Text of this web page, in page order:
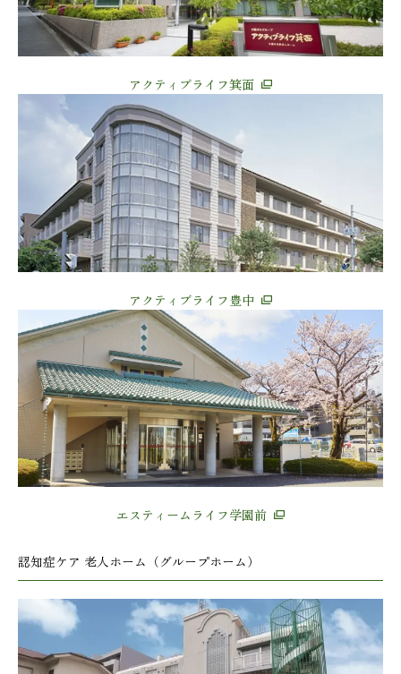
アクティブライフ箕面
アクティブライフ豊中
エスティームライフ学園前
認知症ケア 老人ホーム（グループホーム）